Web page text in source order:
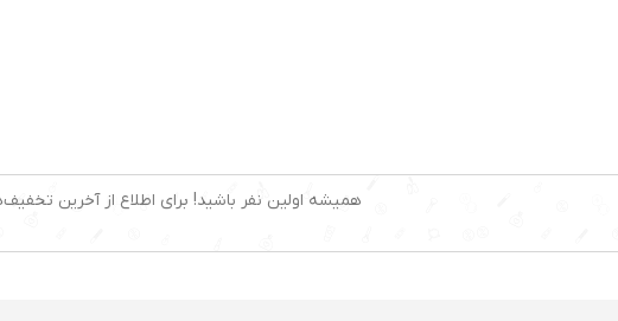
همیشه اولین نفر باشید! برای اطلاع از آخرین